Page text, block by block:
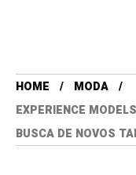
HOME
MODA
EXPERIENCE
BUSCA DE NOVOS